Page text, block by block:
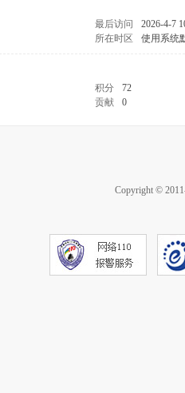
最后访问 2026-4-7
所在时区 使用系统
积分 72
贡献 0
Copyright ©